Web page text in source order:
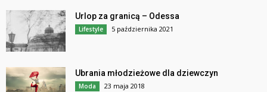
Urlop za granicą – Odessa
Lifestyle 5 października 2021
Ubrania młodzieżowe dla dziewczyn
Moda 23 maja 2018